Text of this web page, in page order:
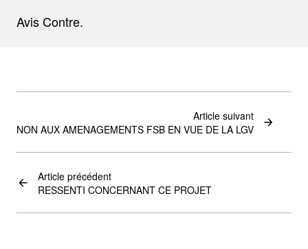
Avis Contre.
Article précédent
RESSENTI CONCERNANT CE PROJET
Article suivant
NON AUX AMENAGEMENTS FSB EN VUE DE LA LGV